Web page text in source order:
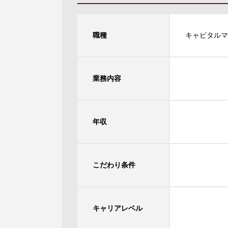
職種 キャピタル
業務内容
年収
こだわり条件
キャリアレベル